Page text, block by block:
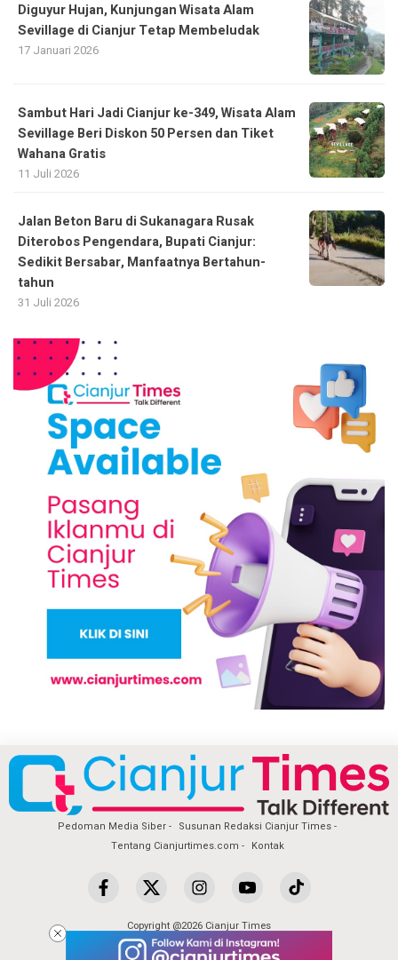
Diguyur Hujan, Kunjungan Wisata Alam
Sevillage di Cianjur Tetap Membeludak
17 Januari 2026
Sambut Hari Jadi Cianjur ke-349, Wisata Alam
Sevillage Beri Diskon 50 Persen dan Tiket
Wahana Gratis
11 Juli 2026
Jalan Beton Baru di Sukanagara Rusak
Diterobos Pengendara, Bupati Cianjur:
Sedikit Bersabar, Manfaatnya Bertahun-
tahun
31 Juli 2026
Pedoman Media Siber
Susunan Redaksi Cianjur Times
Tentang Cianjurtimes.com
Kontak
Copyright @2026 Cianjur Times
All Rights Reserved